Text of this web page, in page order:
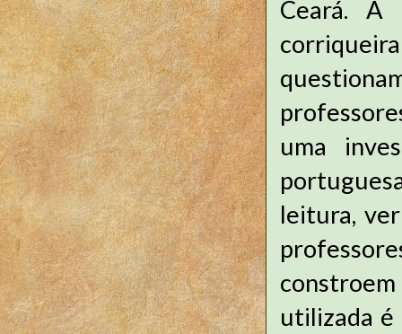
Ceará. A
uma
leitura,
utilizada